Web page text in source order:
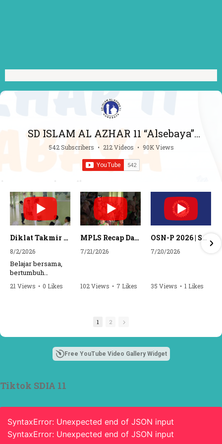
SD ISLAM AL AZHAR 11 “Alsebaya”
Surabaya
542 Subscribers • 212 Videos • 90K Views
Diklat Takmir SDI Al Azhar 11 Surabaya
8/2/2026
Belajar bersama,
bertumbuh
bersama, dan siap
mengemban
Takmir SDI Al
menjadi langkah
awal mencetak
yang berakhlak,
jawab, dan siap
penuh keikhlasan.
Bismillah, semoga
21 Views • 0 Likes
MPLS Recap Day 1 - SDI Al Azhar 11 Surabaya
7/21/2026
102 Views • 7 Likes
OSN-P 2026 | SD - 20533043 - SD ISLAM AL AZHAR 11 SURABAYA | IPA
7/20/2026
35 Views • 1 Likes
1 2
Free YouTube Video Gallery Widget
Tiktok SDIA 11
SyntaxError: Unexpected end of JSON input
SyntaxError: Unexpected end of JSON input